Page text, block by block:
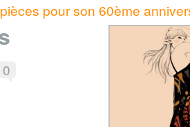
pour son 60ème
0